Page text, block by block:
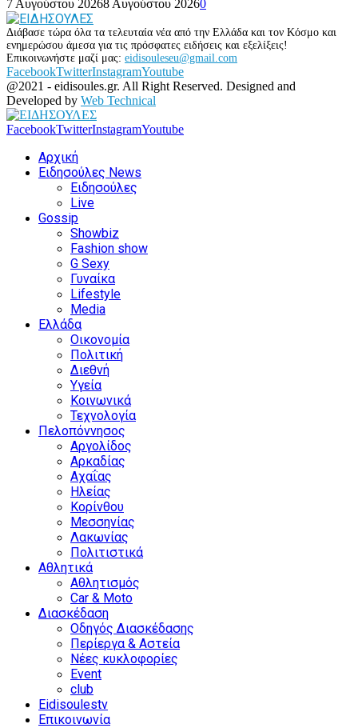
7 Αυγούστου 20268 Αυγούστου 20260
Διάβασε τώρα όλα τα τελευταία νέα από την Ελλάδα και τον Κόσμο και
ενημερώσου άμεσα για τις πρόσφατες ειδήσεις και εξελίξεις!
Επικοινωνήστε μαζί μας: eidisouleseu@gmail.com
FacebookTwitterInstagramYoutube
@2021 - eidisoules.gr. All Right Reserved. Designed and
Developed by Web Technical
FacebookTwitterInstagramYoutube
Αρχική
Ειδησούλες News
Ειδησούλες
Live
Gossip
Showbiz
Fashion show
G Sexy
Γυναίκα
Lifestyle
Media
Ελλάδα
Οικονομία
Πολιτική
Διεθνή
Υγεία
Κοινωνικά
Τεχνολογία
Πελοπόννησος
Αργολίδος
Αρκαδίας
Αχαΐας
Ηλείας
Κορίνθου
Μεσσηνίας
Λακωνίας
Πολιτιστικά
Αθλητικά
Αθλητισμός
Car & Moto
Διασκέδαση
Οδηγός Διασκέδασης
Περίεργα & Αστεία
Νέες κυκλοφορίες
Event
club
Eidisoulestv
Επικοινωνία